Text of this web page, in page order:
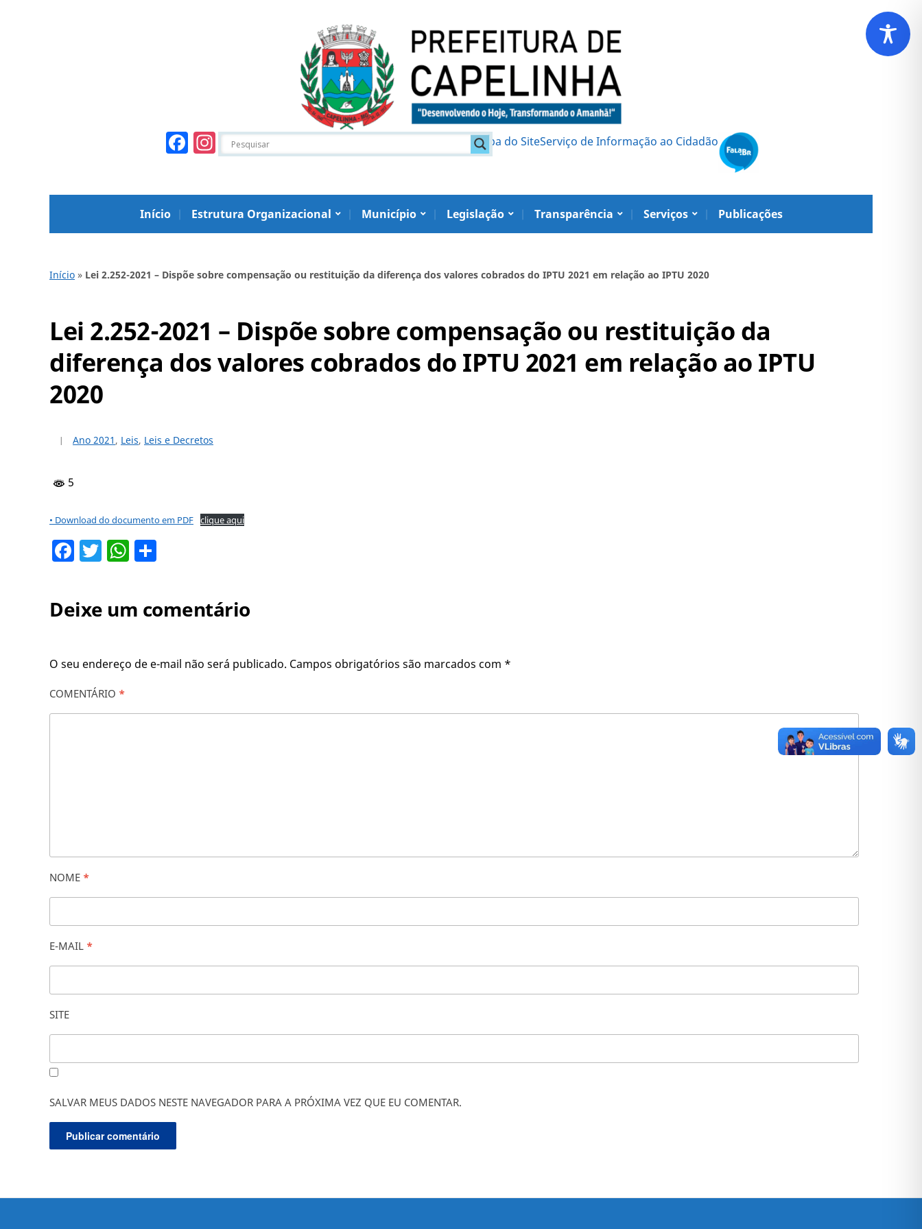
Facebook
Instagram Mapa do SiteServiço de Informação ao Cidadão
Início Estrutura Organizacional Município Legislação Transparência Serviços Publicações
Início » Lei 2.252-2021 – Dispõe sobre compensação ou restituição da diferença dos valores cobrados do IPTU 2021 em relação ao IPTU 2020
Lei 2.252-2021 – Dispõe sobre compensação ou restituição da
diferença dos valores cobrados do IPTU 2021 em relação ao IPTU
2020
Ano 2021 , Leis, Leis e Decretos
5
• Download do documento em PDF clique aqui
Facebook
TwitterWhatsApp
Deixe um comentário
O seu endereço de e-mail não será publicado. Campos obrigatórios são marcados com *
COMENTÁRIO *
NOME *
E-MAIL *
SITE
SALVAR MEUS DADOS NESTE NAVEGADOR PARA A PRÓXIMA VEZ QUE EU COMENTAR.